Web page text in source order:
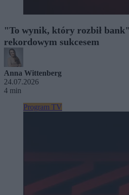
"To wynik, który rozbił
rekordowym sukcesem
Anna Wittenberg
24.07.2026
4 min
Program TV